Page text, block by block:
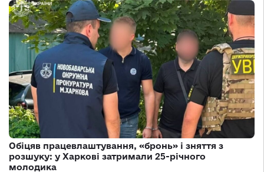
Обіцяв працевлаштування, «бронь» і зняття з
розшуку: у Харкові затримали 25-річного
молодика